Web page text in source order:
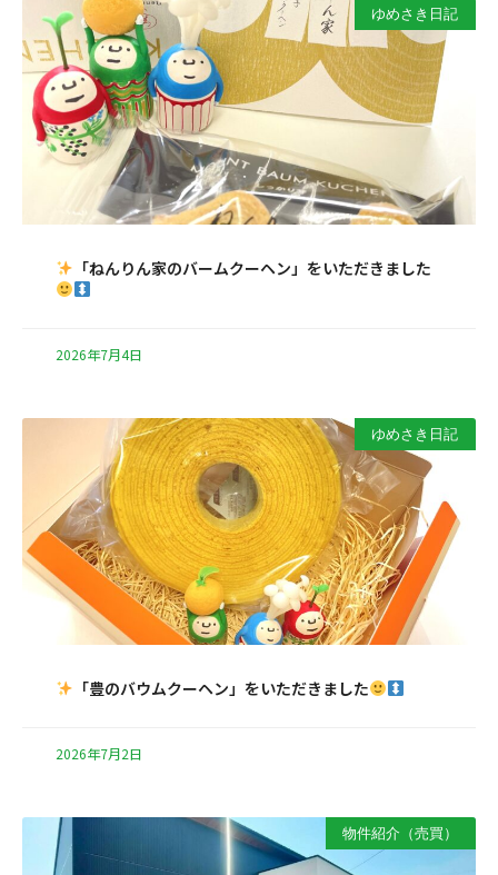
ゆめさき日記
「ねんりん家のバームクーヘン」をいただきました
2026年7月4日
ゆめさき日記
「豊のバウムクーヘン」をいただきました
2026年7月2日
物件紹介（売買）